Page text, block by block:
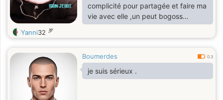
complicité pour partagée et faire ma
vie avec elle ,un peut bogoss
,sportif, artiste musiques Kabyles , je
suis très responsable très sérieux .
Yanni32 岁
Boumerdes 0.3
je suis sérieux .